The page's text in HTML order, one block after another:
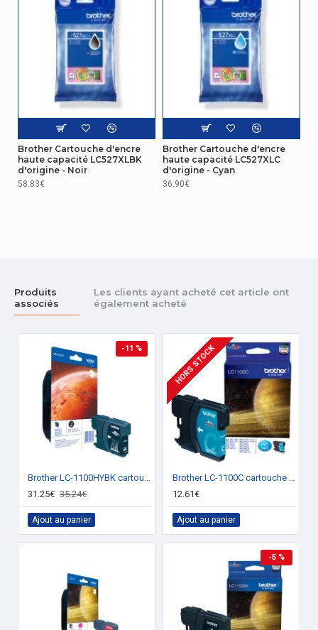
Brother Cartouche d'encre
haute capacité LC527XLBK
d'origine - Noir
58.83€
Brother Cartouche d'encre
haute capacité LC527XLC
d'origine - Cyan
36.90€
Produits
associés
Les clients ayant acheté cet article ont
également acheté
-11 %
Brother LC-1100HYBK cartouche d'encre Original Noir 1 pièce(s)
31.25€ 35.24€
Ajout au panier
HORS STOCK
Brother LC-1100C cartouche d'encre Original Cyan 1 pièce(s)
12.61€
Ajout au panier
-5 %